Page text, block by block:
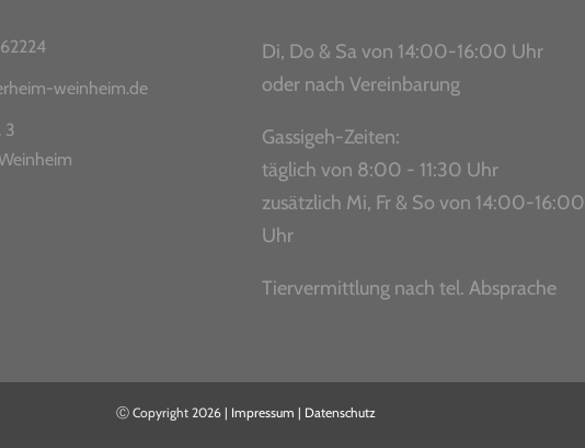
weinheim.de
3
Di, Do & Sa von 14:00-16:00 Uhr
oder nach Vereinbarung
Gassigeh-Zeiten:
täglich von 8:00 - 11:30 Uhr
zusätzlich Mi, Fr & So von 14:00-16:00
Uhr
Tiervermittlung nach tel. Absprache
Ⓒ Copyright 2026 | Impressum | Datenschutz